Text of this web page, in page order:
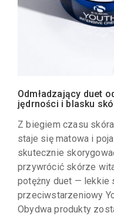
Odmładzający duet
jędrności i blasku
Z biegiem czasu
staje się matowa i
skutecznie
przywrócić skórze
potężny duet — lekkie
przeciwstarzeniowy
Obydwa produkty